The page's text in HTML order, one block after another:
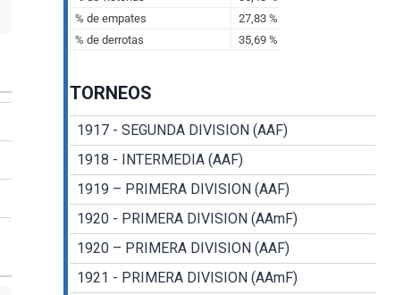
TORNEOS
1917 - SEGUNDA DIVISION (AAF)
1918 - INTERMEDIA (AAF)
1919 – PRIMERA DIVISION (AAF)
1920 - PRIMERA DIVISION (AAmF)
1920 – PRIMERA DIVISION (AAF)
1921 - PRIMERA DIVISION (AAmF)